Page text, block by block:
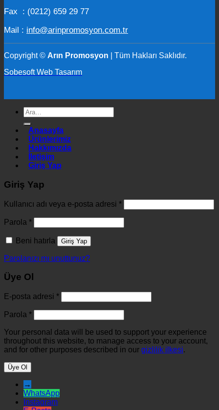
Fax : (0212) 659 29 77
Mail : info@arinpromosyon.com.tr
Copyright © Arın Promosyon
| Tüm Hakları Saklıdır.
Sobesoft Web Tasarım
Ara:
Anasayfa
Ürünlerimiz
Hakkımızda
İletişim
Giriş Yap
Giriş Yap
Kullanıcı adı veya e-posta adresi *
Parola *
Beni hatırla Giriş Yap
Parolanızı mı unuttunuz?
Üye Ol
E-posta adresi *
Parola *
Your personal data will be used to support your experience
throughout this website, to manage access to your account,
and for other purposes described in our gizlilik ilkesi.
Üye Ol
→
WhatsApp
Instagram